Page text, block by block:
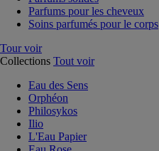
Parfums pour les cheveux
Soins parfumés pour le corps
Tour voir
Collections Tout voir
Eau des Sens
Orphéon
Philosykos
Ilio
L'Eau Papier